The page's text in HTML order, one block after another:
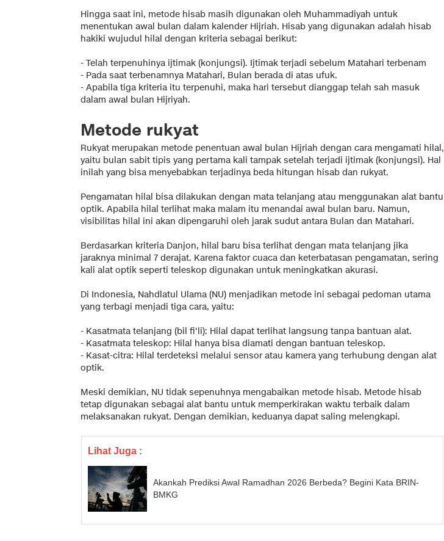
Hingga saat ini, metode hisab masih digunakan oleh Muhammadiyah untuk
menentukan awal bulan dalam kalender Hijriah. Hisab yang digunakan adalah hisab
hakiki wujudul hilal dengan kriteria sebagai berikut:
- Telah terpenuhinya ijtimak (konjungsi). Ijtimak terjadi sebelum Matahari terbenam
- Pada saat terbenamnya Matahari, Bulan berada di atas ufuk.
- Apabila tiga kriteria itu terpenuhi, maka hari tersebut dianggap telah sah masuk
dalam awal bulan Hijriyah.
Metode rukyat
Rukyat merupakan metode penentuan awal bulan Hijriah dengan cara mengamati hilal,
yaitu bulan sabit tipis yang pertama kali tampak setelah terjadi ijtimak (konjungsi). Hal
inilah yang bisa menyebabkan terjadinya beda hitungan hisab dan rukyat.
Pengamatan hilal bisa dilakukan dengan mata telanjang atau menggunakan alat bantu
optik. Apabila hilal terlihat maka malam itu menandai awal bulan baru. Namun,
visibilitas hilal ini akan dipengaruhi oleh jarak sudut antara Bulan dan Matahari.
Berdasarkan kriteria Danjon, hilal baru bisa terlihat dengan mata telanjang jika
jaraknya minimal 7 derajat. Karena faktor cuaca dan keterbatasan pengamatan, sering
kali alat optik seperti teleskop digunakan untuk meningkatkan akurasi.
Di Indonesia, Nahdlatul Ulama (NU) menjadikan metode ini sebagai pedoman utama
yang terbagi menjadi tiga cara, yaitu:
- Kasatmata telanjang (bil fi'li): Hilal dapat terlihat langsung tanpa bantuan alat.
- Kasatmata teleskop: Hilal hanya bisa diamati dengan bantuan teleskop.
- Kasat-citra: Hilal terdeteksi melalui sensor atau kamera yang terhubung dengan alat
optik.
Meski demikian, NU tidak sepenuhnya mengabaikan metode hisab. Metode hisab
tetap digunakan sebagai alat bantu untuk memperkirakan waktu terbaik dalam
melaksanakan rukyat. Dengan demikian, keduanya dapat saling melengkapi.
Lihat Juga :
Akankah Prediksi Awal Ramadhan 2026 Berbeda? Begini Kata BRIN-
BMKG